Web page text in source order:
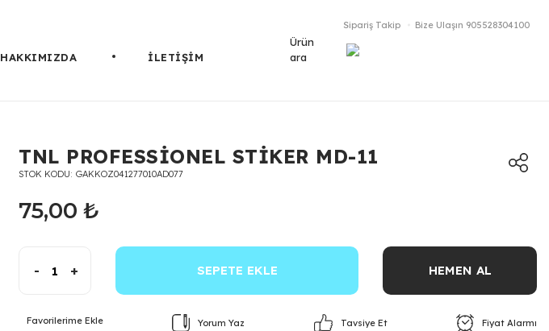
HAKKIMIZDA İLETİŞİM
Sipariş Takip Bize Ulaşın 905528304100
Ürün
ara
TNL PROFESSİONEL STİKER MD-11
STOK KODU GAKKOZ041277010AD077
75,00 ₺
- + SEPETE EKLE HEMEN AL
Yorum Yaz Tavsiye Et Fiyat Alarmı